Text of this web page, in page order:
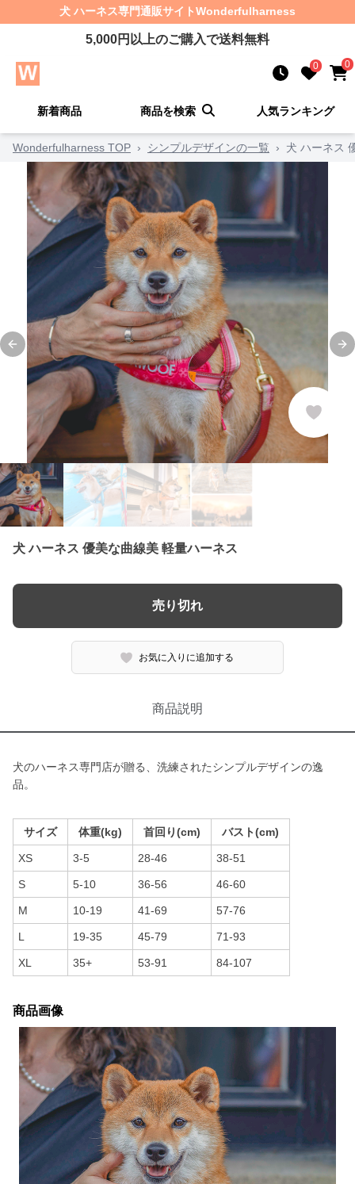
犬 ハーネス専門通販サイトWonderfulharness
5,000円以上のご購入で送料無料
0 0
新着商品 商品を検索 人気ランキング
Wonderfulharness TOP › シンプルデザインの一覧 › 犬 ハーネス
Previous slide
犬 ハーネス 優美な曲線美 軽量ハーネス
売り切れ
お気に入りに追加する
商品説明
犬のハーネス専門店が贈る、洗練されたシンプルデザインの逸
品。
サイズ 体重(kg) 首回り(cm) バスト(cm)
XS 3-5 28-46 38-51
S 5-10 36-56 46-60
M 10-19 41-69 57-76
L 19-35 45-79 71-93
XL 35+ 53-91 84-107
商品画像